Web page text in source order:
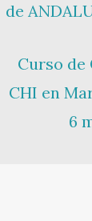
de
Curso de
CHI en
6